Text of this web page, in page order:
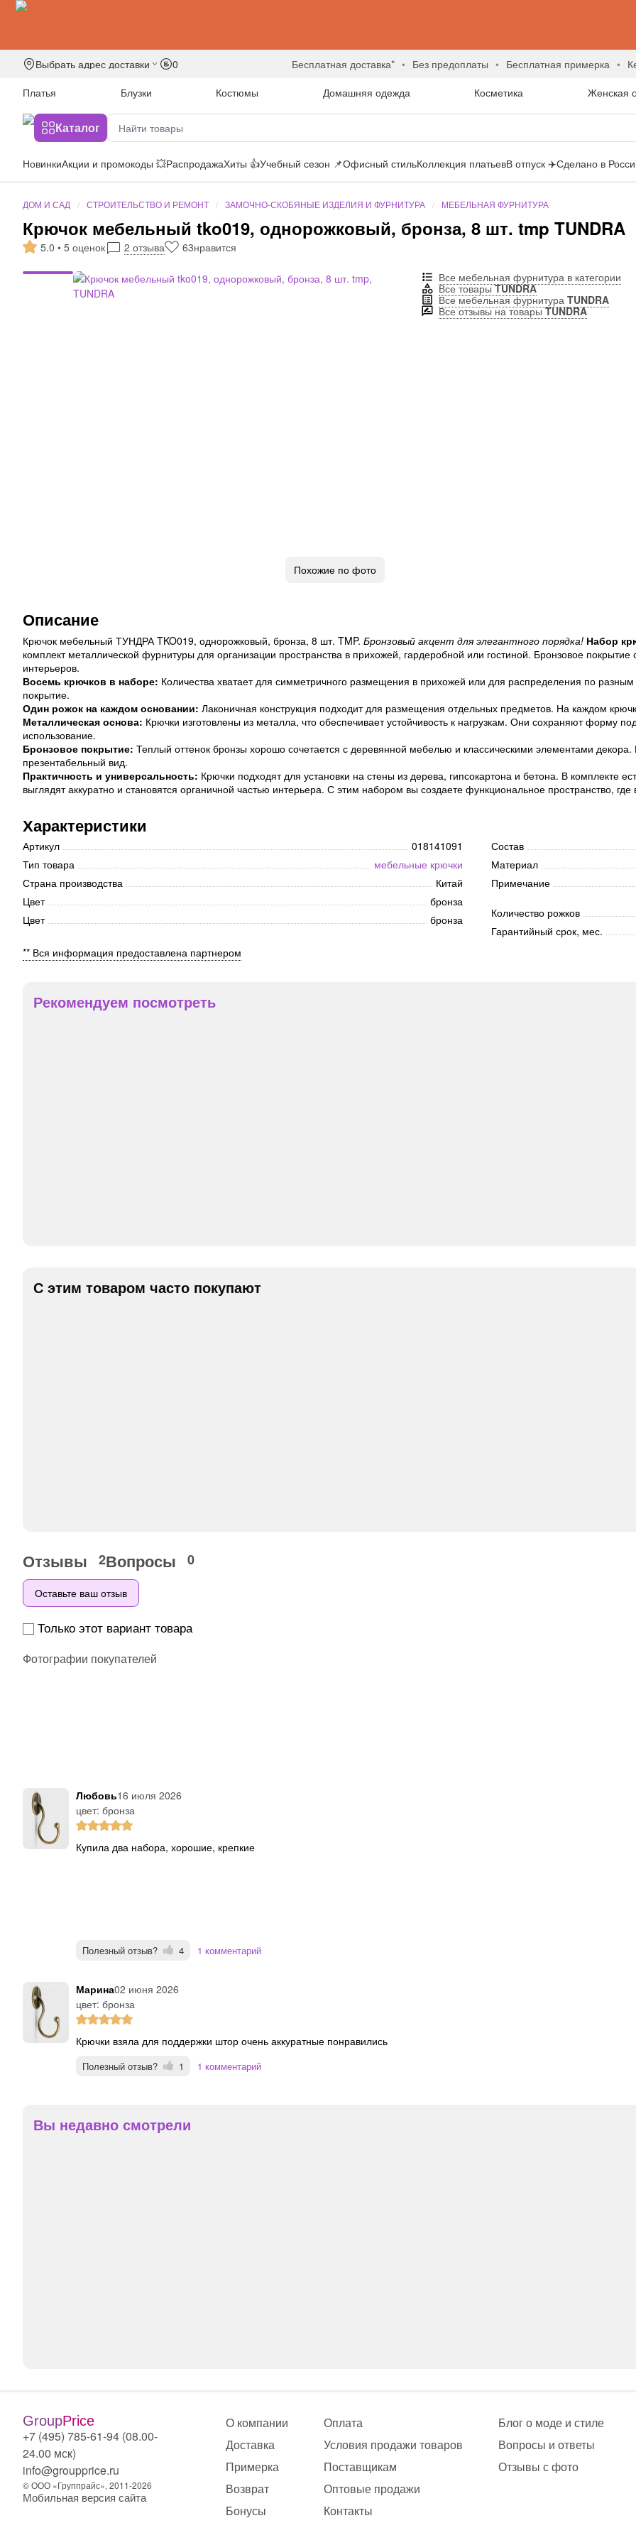
Выбрать адрес доставки 0 бесплатная доставка* без предоплаты бесплатная примерка
Платья
Блузки Костюмы Домашняя одежда Косметика Женская
Каталог
НовинкиАкции и промокоды 💥РаспродажаХиты 👍Учебный сезон 📌Офисный стильКоллекция платьевВ отпуск ✈️Сделано в
ДОМ И САД СТРОИТЕЛЬСТВО И РЕМОНТ ЗАМОЧНО-СКОБЯНЫЕ ИЗДЕЛИЯ И ФУРНИТУРА МЕБЕЛЬНАЯ ФУРНИТУРА
Крючок мебельный tko019, однорожковый, бронза, 8 шт. tmp TUNDRA
5.0 • 5 оценок 2 отзыва 63нравится
Похожие по фото
Все мебельная фурнитура в категории
Все товарыTUNDRA
Все мебельная фурнитура TUNDRA
Все отзывы на товарыTUNDRA
Описание
Крючок мебельный ТУНДРА TKO019, однорожковый, бронза, 8 шт. TMP. Бронзовый акцент для элегантного порядка! Набор
комплект металлической фурнитуры для организации пространства в прихожей, гардеробной или гостиной. Бронзовое
интерьеров.
Восемь крючков в наборе: Количества хватает для симметричного размещения в прихожей или для распределения по
покрытие.
Один рожок на каждом основании: Лаконичная конструкция подходит для размещения отдельных предметов. На каждом
Металлическая основа: Крючки изготовлены из металла, что обеспечивает устойчивость к нагрузкам. Они сохраняют форму
использование.
Бронзовое покрытие: Теплый оттенок бронзы хорошо сочетается с деревянной мебелью и классическими элементами
презентабельный вид.
Практичность и универсальность: Крючки подходят для установки на стены из дерева, гипсокартона и бетона. В комплекте
выглядят аккуратно и становятся органичной частью интерьера. С этим набором вы создаете функциональное пространство,
Характеристики
Артикул
018141091
Тип товара
мебельные крючки
Страна производства
Китай
Цвет
бронза
Цвет
бронза
Состав
Материал
Примечание
Количество рожков
Гарантийный срок, мес.
** Вся информация предоставлена партнером
Рекомендуем посмотреть
С этим товаром часто покупают
Отзывы 2Вопросы 0
Оставьте ваш отзыв
Только этот вариант товара
Фотографии покупателей
Любовь16 июля 2026
цвет: бронза
Купила два набора, хорошие, крепкие
Полезный отзыв? 4 1 комментарий
Марина02 июня 2026
цвет: бронза
Крючки взяла для поддержки штор очень аккуратные понравились
Полезный отзыв? 1 1 комментарий
Вы недавно смотрели
GroupPrice
+7 (495) 785-61-94 (08.00-
24.00 мск)
info@groupprice.ru
© ООО «Группрайс», 2011-2026
Мобильная версия сайта
О компании
Доставка
Примерка
Возврат
Бонусы
Оплата
Условия продажи товаров
Поставщикам
Оптовые продажи
Контакты
Блог о моде и стиле
Вопросы и ответы
Отзывы с фото